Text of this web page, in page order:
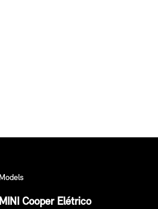
Models
MINI Cooper Elétrico